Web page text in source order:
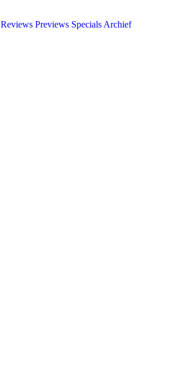
Reviews Previews Specials Archief